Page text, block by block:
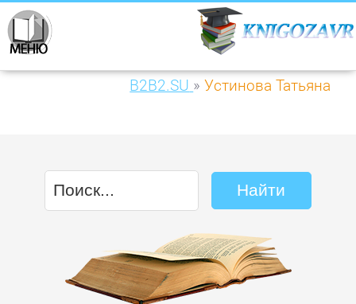
B2B2.SU » Устинова Татьяна